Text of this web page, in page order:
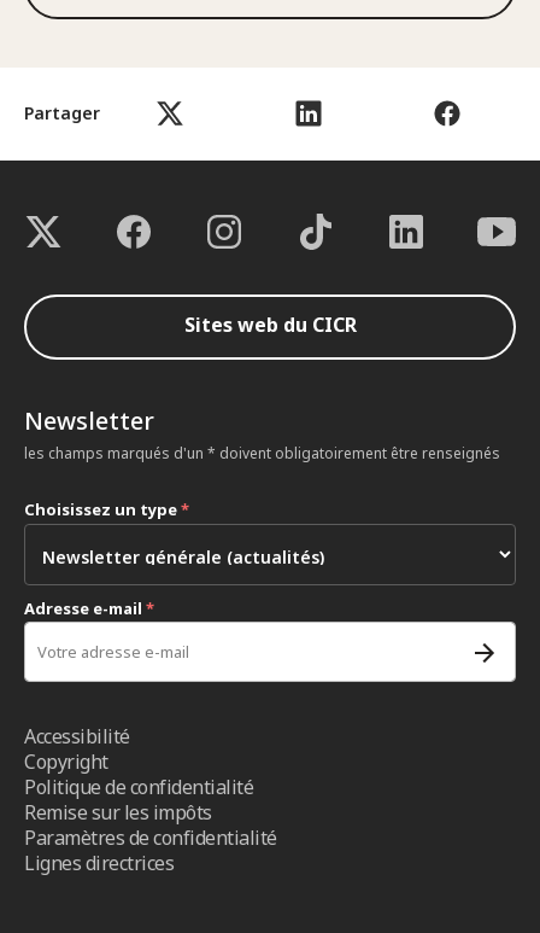
Partager
Sites web du CICR
Newsletter
les champs marqués d'un * doivent obligatoirement être renseignés
Choisissez un type*
Adresse e-mail *
Accessibilité
Copyright
Politique de confidentialité
Remise sur les impôts
Paramètres de confidentialité
Lignes directrices